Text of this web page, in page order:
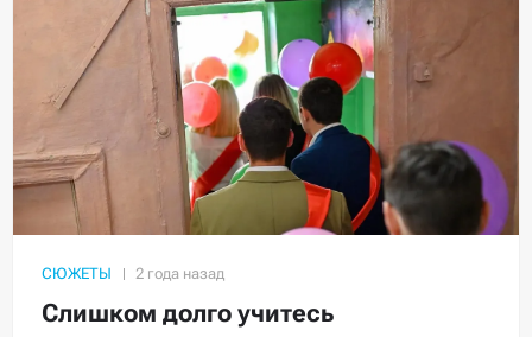
СЮЖЕТЫ
Слишком долго учитесь